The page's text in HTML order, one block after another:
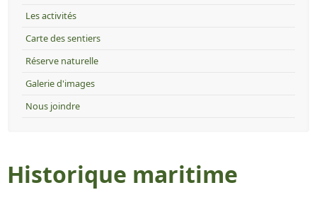
Les activités
Carte des sentiers
Réserve naturelle
Galerie d'images
Nous joindre
Historique maritime